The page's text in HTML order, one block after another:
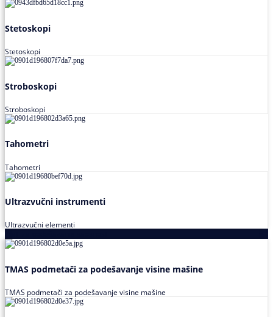
Stetoskopi
Stetoskopi
Stroboskopi
Stroboskopi
Tahometri
Tahometri
Ultrazvučni instrumenti
Ultrazvučni elementi
TMAS podmetači za podešavanje visine mašine
TMAS podmetači za podešavanje visine mašine